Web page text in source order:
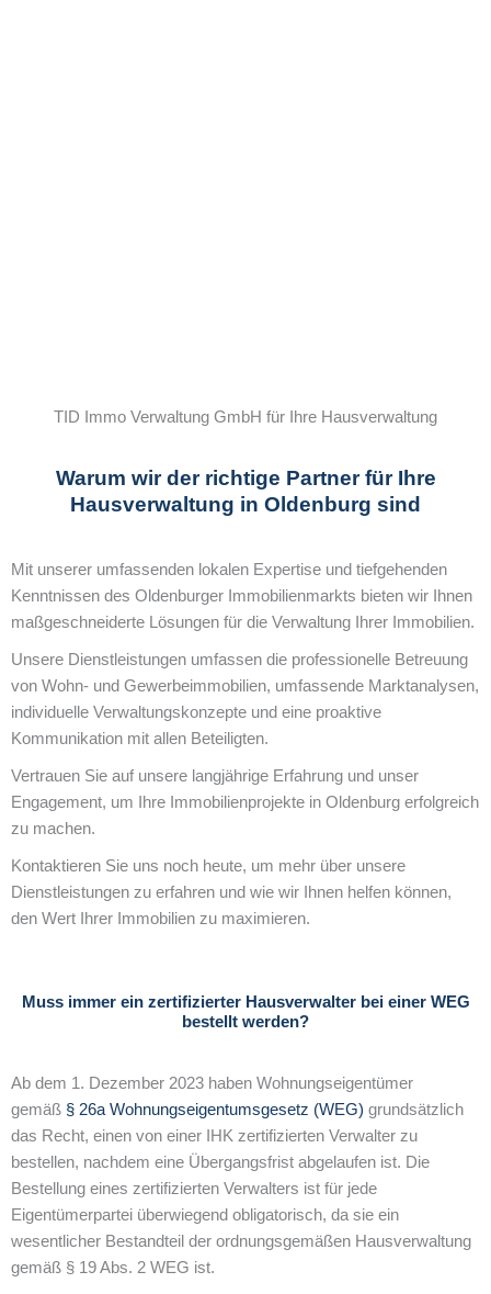
TID Immo Verwaltung GmbH für Ihre Hausverwaltung
Warum wir der richtige Partner für Ihre
Hausverwaltung in Oldenburg sind
Mit unserer umfassenden lokalen Expertise und tiefgehenden
Kenntnissen des Oldenburger Immobilienmarkts bieten wir Ihnen
maßgeschneiderte Lösungen für die Verwaltung Ihrer Immobilien.
Unsere Dienstleistungen umfassen die professionelle Betreuung
von Wohn- und Gewerbeimmobilien, umfassende Marktanalysen,
individuelle Verwaltungskonzepte und eine proaktive
Kommunikation mit allen Beteiligten.
Vertrauen Sie auf unsere langjährige Erfahrung und unser
Engagement, um Ihre Immobilienprojekte in Oldenburg erfolgreich
zu machen.
Kontaktieren Sie uns noch heute, um mehr über unsere
Dienstleistungen zu erfahren und wie wir Ihnen helfen können,
den Wert Ihrer Immobilien zu maximieren.
Muss immer ein zertifizierter Hausverwalter bei einer WEG
bestellt werden?
Ab dem 1. Dezember 2023 haben Wohnungseigentümer
gemäß § 26a Wohnungseigentumsgesetz (WEG) grundsätzlich
das Recht, einen von einer IHK zertifizierten Verwalter zu
bestellen, nachdem eine Übergangsfrist abgelaufen ist. Die
Bestellung eines zertifizierten Verwalters ist für jede
Eigentümerpartei überwiegend obligatorisch, da sie ein
wesentlicher Bestandteil der ordnungsgemäßen Hausverwaltung
gemäß § 19 Abs. 2 WEG ist.